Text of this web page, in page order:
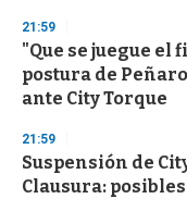
d
s
21:59
"Que se juegue el
postura de
ante City Torque
21:59
Suspensión de
Clausura: